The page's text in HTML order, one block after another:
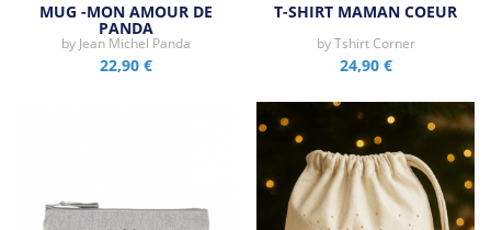
MUG -MON AMOUR DE
PANDA
by Jean Michel Panda
22,90 €
T-SHIRT MAMAN COEUR
byTshirt Corner
24,90 €